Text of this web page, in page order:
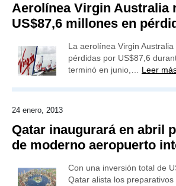
Aerolínea Virgin Australia
US$87,6 millones en
La aerolínea Virgin
pérdidas por US$87,6
terminó en junio,… Leer
24 enero, 2013
Qatar inaugurará en abril
de moderno aeropuerto
Con una inversión total de
Qatar alista los